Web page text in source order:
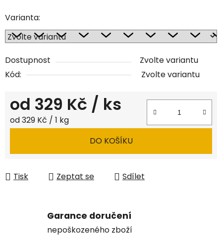
Varianta:
Dostupnost
Zvolte variantu
Kód:
Zvolte variantu
od 329 Kč / ks
Měrná cena:
od 329 Kč / 1 kg
DO KOŠÍKU
Tisk Zeptat se Sdílet
Garance doručení
nepoškozeného zboží